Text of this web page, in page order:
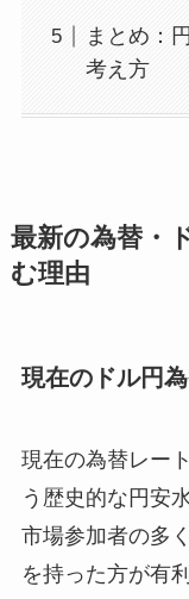
まとめ：
考え方
最新の為替・
む理由
現在のドル円
現在の為替レー
う歴史的な円安
市場参加者の多
を持った方が有